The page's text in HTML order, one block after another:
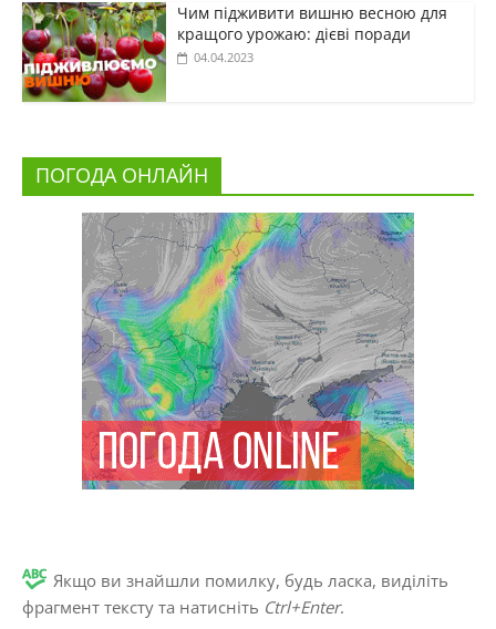
Чим підживити вишню весною для
кращого урожаю: дієві поради
04.04.2023
ПОГОДА ОНЛАЙН
Якщо ви знайшли помилку, будь ласка, виділіть
фрагмент тексту та натисніть Ctrl+Enter.